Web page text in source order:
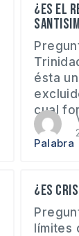
¿Es el
ésta
cual
Palabra
¿Es
límites